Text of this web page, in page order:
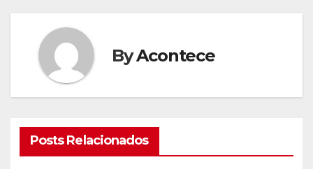
ByAcontece
Posts Relacionados